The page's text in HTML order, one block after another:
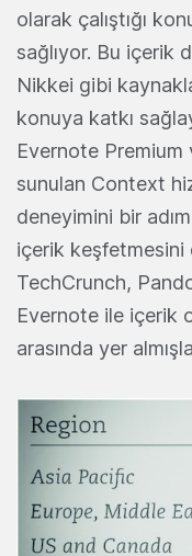
olarak çalıştığı
sağlıyor. Bu içerik
Nikkei gibi
konuya katkı
Evernote
sunulan Context
deneyimini bir
içerik keşfetmesini
TechCrunch,
Evernote ile içerik
arasında yer